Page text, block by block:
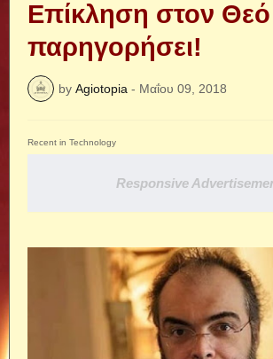
Επίκληση στον
παρηγορήσει!
by Agiotopia - Μαΐου 09, 2018
Recent in Technology
Responsive